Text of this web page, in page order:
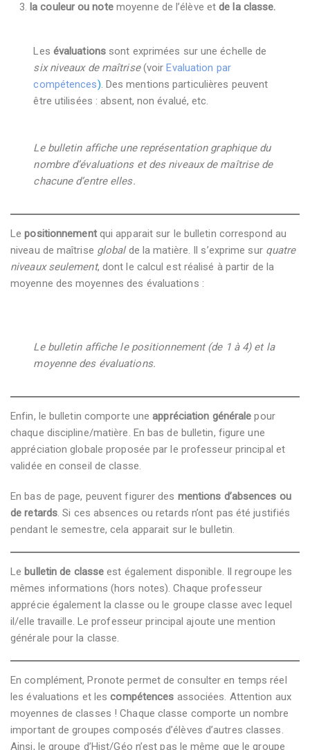
la couleur ou note moyenne de l’élève et de la classe.
Les évaluations sont exprimées sur une échelle de
six niveaux de maîtrise(voirEvaluation par
compétences). Des mentions particulières peuvent
être utilisées : absent, non évalué, etc.
Le bulletin affiche une représentation graphique du
nombre d’évaluations et des niveaux de maîtrise de
chacune d’entre elles.
Lepositionnementqui apparait sur le bulletin correspond au
niveau de maîtrise global de la matière. Il s’exprime sur quatre
niveaux seulement, dont le calcul est réalisé à partir de la
moyenne des moyennes des évaluations :
Le bulletin affiche le positionnement (de 1 à 4) et la
moyenne des évaluations.
Enfin, le bulletin comporte uneappréciation générale pour
chaque discipline/matière. En bas de bulletin, figure une
appréciation globale proposée par le professeur principal et
validée en conseil de classe.
En bas de page, peuvent figurer des mentions d’absences ou
de retards. Si ces absences ou retards n’ont pas été justifiés
pendant le semestre, cela apparait sur le bulletin.
Le bulletin de classe est également disponible. Il regroupe les
mêmes informations (hors notes). Chaque professeur
apprécie également la classe ou le groupe classe avec lequel
il/elle travaille. Le professeur principal ajoute une mention
générale pour la classe.
En complément, Pronote permet de consulter en temps réel
les évaluations et lescompétences associées. Attention aux
moyennes de classes ! Chaque classe comporte un nombre
important de groupes composés d’élèves d’autres classes.
Ainsi, le groupe d’Hist/Géo n’est pas le même que le groupe